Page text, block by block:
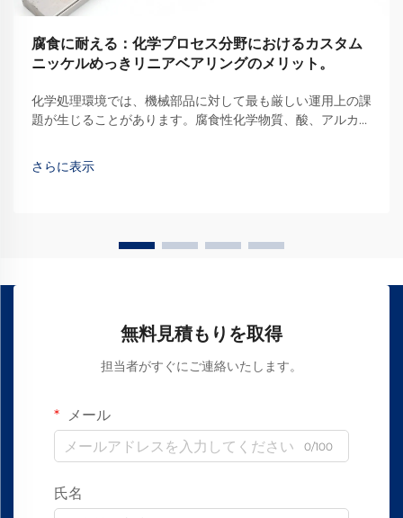
腐食に耐える：化学プロセス分野におけるカスタム
ニッケルめっきリニアベアリングのメリット。
化学処理環境では、機械部品に対して最も厳しい運用上の課
題が生じることがあります。腐食性化学物質、酸、アルカリ
計ソリューションが不可欠です…
さらに表示
無料見積もりを取得
担当者がすぐにご連絡いたします。
メール
0/100
氏名